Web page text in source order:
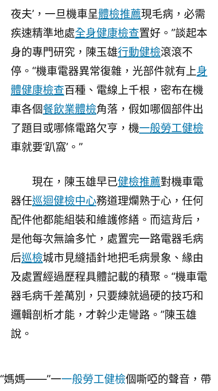
夜夫’，一旦機車呈體檢推薦現毛病，必需
疾速精準地處全身健康檢查置好。”談起本
身的專門研究，陳玉雄行動健檢滾滾不
停。“機車電器異常復雜，光部件就有上身
體健康檢查百種、電線上千根，密布在機
車各個餐飲業體檢角落，假如哪個部件出
了題目或哪條電路欠亨，機一般勞工健檢
車就要‘趴窩’。”
現在，陳玉雄早已健檢推薦對機車電
器任巡迴健檢中心務道理爛熟于心，任何
配件他都能組裝和維護修繕。而這背后，
是他每次無論多忙，處置完一路電器毛病
后巡檢城市見縫插針地把毛病景象、緣由
及處置經過歷程具體記載的積聚。“機車電
器毛病千差萬別，只要練就過硬的技巧和
邏輯剖析才能，才幹少走彎路。”陳玉雄
說。
“媽媽——”一一般勞工健檢個嘶啞的聲音，帶